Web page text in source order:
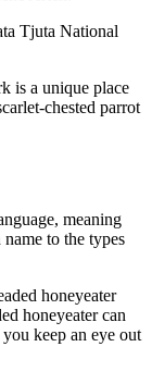
Tjuta National
is a unique place
chested parrot
meaning
to the types
honeyeater
honeyeater can
keep an eye out